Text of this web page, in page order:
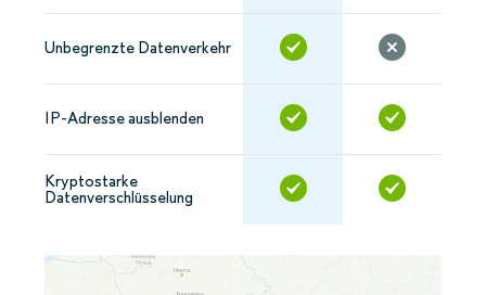
Unbegrenzte Datenverkehr
IP-Adresse ausblenden
Kryptostarke
Datenverschlüsselung